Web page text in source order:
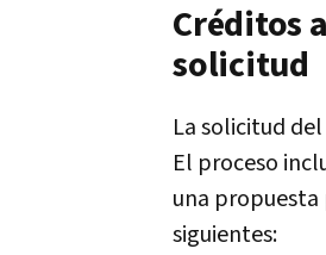
Créditos
solicitud
La solicitud
El proceso
una propuesta
siguientes: